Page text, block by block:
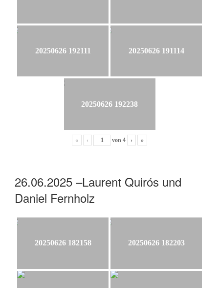
20250626 192111 20250626 191114
20250626 192238
« ‹ von 4 › »
26.06.2025 –Laurent Quirós und
Daniel Fernholz
20250626 182158 20250626 182203